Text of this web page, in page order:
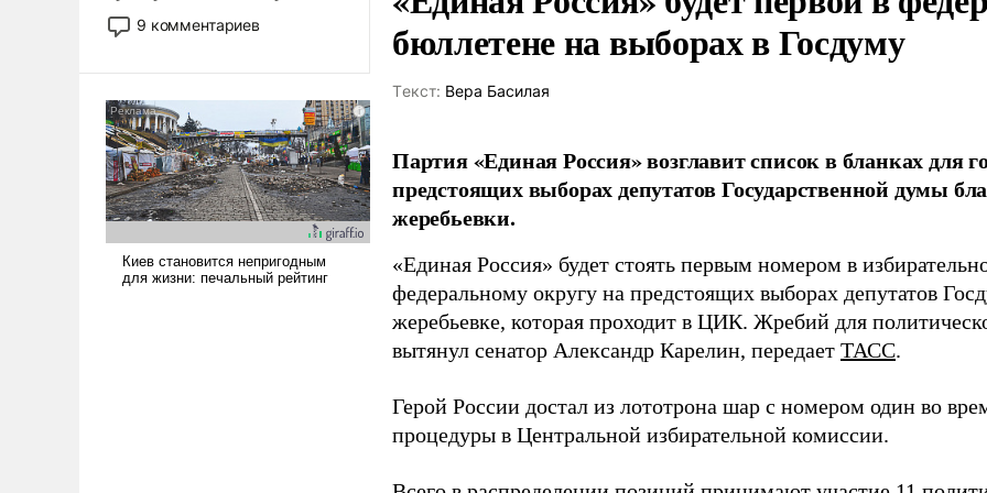
двигаемся по пути
революционных изменений.
псевдонаучной фантастики,
стало всерьез обсуждаемой
идеей.
9 комментариев
бюллетене на выборах в Госдуму
Tекст: Вера Басилая
Партия «Единая Россия» возглавит список в бланках для
предстоящих выборах депутатов Государственной думы
жеребьевки.
«Единая Россия» будет стоять первым номером в
федеральному округу на предстоящих выборах депутатов
жеребьевке, которая проходит в ЦИК. Жребий для
вытянул сенатор Александр Карелин, передает ТАСС.
Герой России достал из лототрона шар с номером один во
процедуры в Центральной избирательной комиссии.